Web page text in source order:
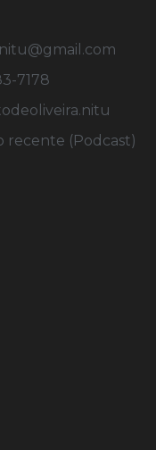
7178
recente (Podcast)